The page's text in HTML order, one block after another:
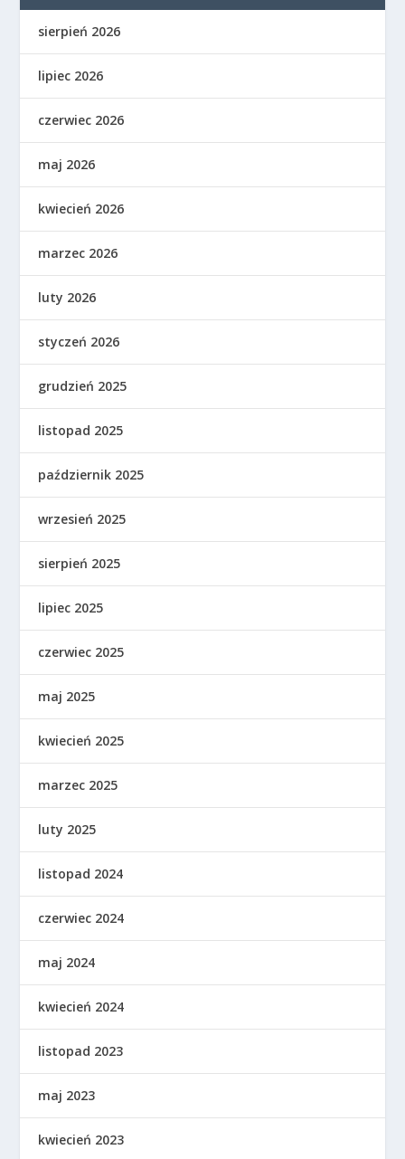
sierpień 2026
lipiec 2026
czerwiec 2026
maj 2026
kwiecień 2026
marzec 2026
luty 2026
styczeń 2026
grudzień 2025
listopad 2025
październik 2025
wrzesień 2025
sierpień 2025
lipiec 2025
czerwiec 2025
maj 2025
kwiecień 2025
marzec 2025
luty 2025
listopad 2024
czerwiec 2024
maj 2024
kwiecień 2024
listopad 2023
maj 2023
kwiecień 2023